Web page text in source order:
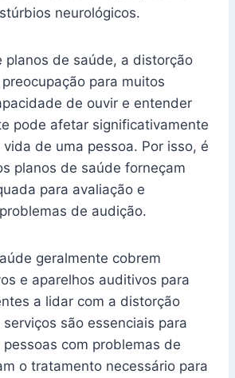
neurológicos.
planos de saúde, a distorção
para muitos
de ouvir e entender
pode afetar significativamente
de uma pessoa. Por isso, é
planos de saúde forneçam
para avaliação e
de audição.
geralmente cobrem
e aparelhos auditivos para
a lidar com a distorção
são essenciais para
com problemas de
o tratamento necessário para